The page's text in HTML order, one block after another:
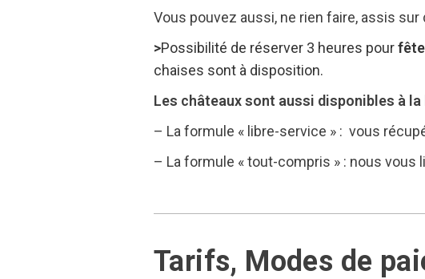
Vous pouvez aussi, ne rien faire, assis
>Possibilité de réserver 3 heures pour
chaises sont à disposition.
Les châteaux sont aussi disponibles à
– La formule « libre-service » : vous
– La formule « tout-compris » : nous
Tarifs, Modes de